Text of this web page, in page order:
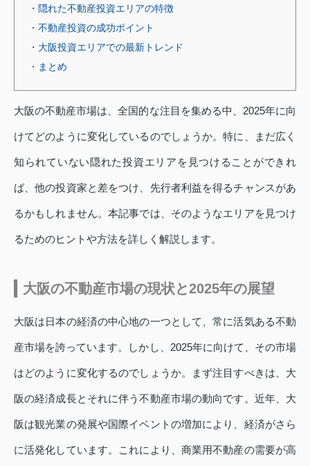
・隠れた不動産投資エリアの特徴
・不動産投資の成功ポイント
・大阪投資エリアでの最新トレンド
・まとめ
大阪の不動産市場は、全国的な注目を集める中、2025年に向
けてどのように変化しているのでしょうか。特に、まだ広く
知られていない隠れた投資エリアを見つけることができれ
ば、他の投資家と差をつけ、先行者利益を得るチャンスがあ
るかもしれません。本記事では、そのようなエリアを見つけ
るためのヒントや方法を詳しく解説します。
大阪の不動産市場の現状と2025年の展望
大阪は日本の経済の中心地の一つとして、常に活気ある不動
産市場を誇っています。しかし、2025年に向けて、その市場
はどのように変化するのでしょうか。まず注目すべきは、大
阪の経済成長とそれに伴う不動産市場の動向です。近年、大
阪は観光業の発展や国際イベントの増加により、経済がさら
に活発化しています。これにより、商業用不動産の需要が高